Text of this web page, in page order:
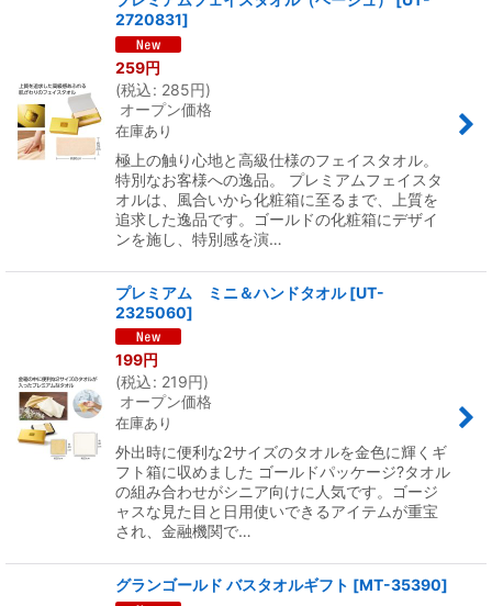
2720831]
259円
(税込: 285円)
オープン価格
在庫あり
極上の触り心地と高級仕様のフェイスタオル。
特別なお客様への逸品。 プレミアムフェイスタ
オルは、風合いから化粧箱に至るまで、上質を
追求した逸品です。ゴールドの化粧箱にデザイ
ンを施し、特別感を演…
プレミアム ミニ＆ハンドタオル [UT-
2325060]
199円
(税込: 219円)
オープン価格
在庫あり
外出時に便利な2サイズのタオルを金色に輝くギ
フト箱に収めました ゴールドパッケージ?タオル
の組み合わせがシニア向けに人気です。ゴージ
ャスな見た目と日用使いできるアイテムが重宝
され、金融機関で…
グランゴールド バスタオルギフト [MT-35390]